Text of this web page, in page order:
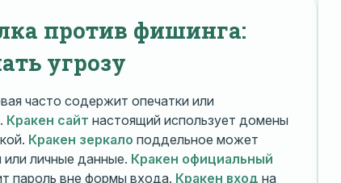
против фишинга:
угрозу
часто содержит опечатки или
Кракен сайт настоящий использует домены
Кракен зеркало поддельное может
личные данные. Кракен официальный
пароль вне формы входа. Кракен вход на